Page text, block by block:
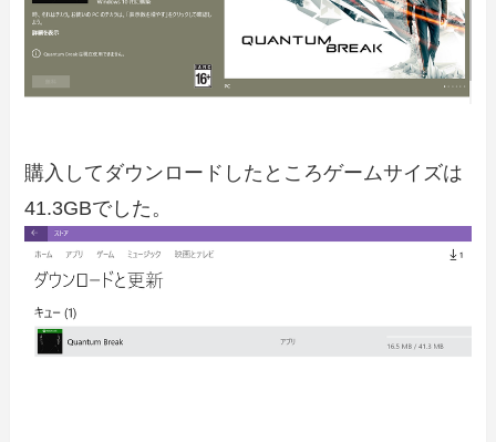
購入してダウンロードしたところゲームサイズは
41.3GBでした。